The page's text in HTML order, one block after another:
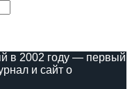
в 2002 году — первый
и сайт о